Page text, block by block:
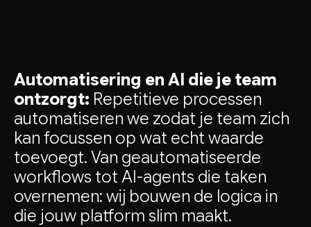
Automatisering en AI die je team
ontzorgt: Repetitieve processen
automatiseren we zodat je team zich
kan focussen op wat echt waarde
toevoegt. Van geautomatiseerde
workflows tot AI-agents die taken
overnemen: wij bouwen de logica in
die jouw platform slim maakt.